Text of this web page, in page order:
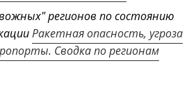
регионов по состоянию
Ракетная опасность, угроза
Сводка по регионам